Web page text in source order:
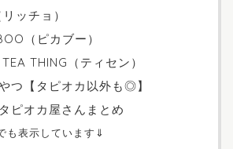
ッチョ）
（ピカブー）
THING（ティセン）
つ【タピオカ以外も◎】
ピオカ屋さんまとめ
も表示しています⇓